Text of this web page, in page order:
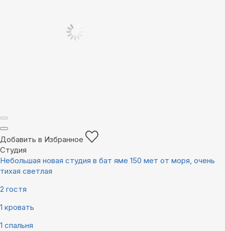
Добавить в Избранное
Студия
Небольшая новая студия в бат яме 150 мет от моря, очень
тихая светлая
2 гостя
1 кровать
1 спальня